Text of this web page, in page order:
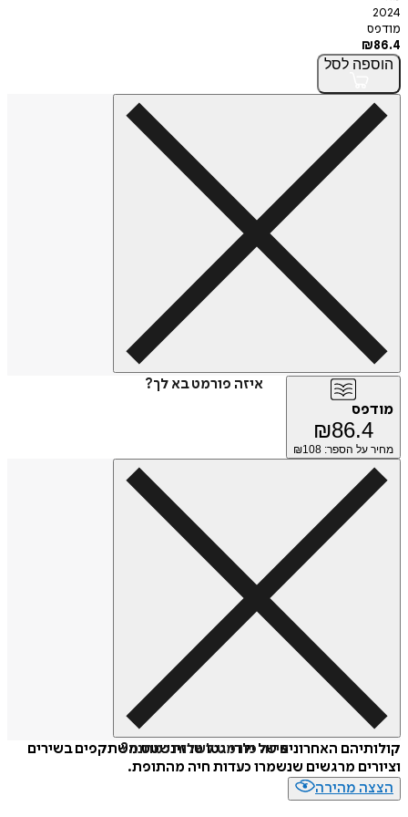
לסל
איזה פורמט בא לך?
₪
על הספר: ₪108
איזה פורמט לשלוח כמתנה?
האחרונים של ילדי גטו טרזינשטט משתקפים בשירים
מרגשים שנשמרו כעדות חיה מהתופת.
מהירה